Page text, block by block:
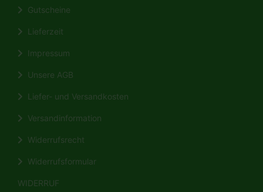
Gutscheine
Lieferzeit
Impressum
Unsere AGB
Liefer- und Versandkosten
Versandinformation
Widerrufsrecht
Widerrufsformular
WIDERRUF